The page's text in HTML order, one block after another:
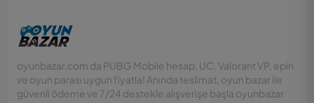
oyunbazar.com da PUBG Mobile hesap, UC, Valorant VP, epin
ve oyun parası uygun fiyatla! Anında teslimat, oyun bazar ile
güvenli ödeme ve 7/24 destekle alışverişe başla oyunbazar